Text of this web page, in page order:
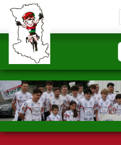
Panneau de gestion des cookies